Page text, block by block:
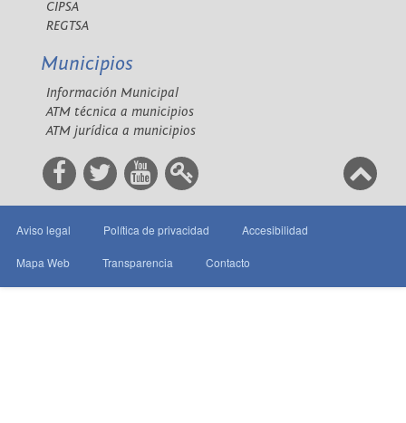
CIPSA
REGTSA
Municipios
Información Municipal
ATM técnica a municipios
ATM jurídica a municipios
Aviso legal Política de privacidad Accesibilidad
Mapa Web Transparencia Contacto